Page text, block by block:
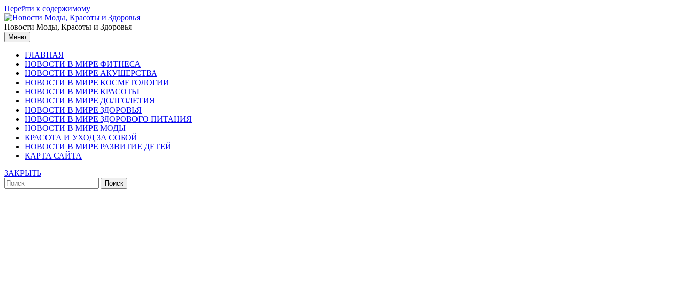
Перейти к содержимому
Новости Моды, Красоты и Здоровья
Меню
ГЛАВНАЯ
НОВОСТИ В МИРЕ ФИТНЕСА
НОВОСТИ В МИРЕ АКУШЕРСТВА
НОВОСТИ В МИРЕ КОСМЕТОЛОГИИ
НОВОСТИ В МИРЕ КРАСОТЫ
НОВОСТИ В МИРЕ ДОЛГОЛЕТИЯ
НОВОСТИ В МИРЕ ЗДОРОВЬЯ
НОВОСТИ В МИРЕ ЗДОРОВОГО ПИТАНИЯ
НОВОСТИ В МИРЕ МОДЫ
КРАСОТА И УХОД ЗА СОБОЙ
НОВОСТИ В МИРЕ РАЗВИТИЕ ДЕТЕЙ
КАРТА САЙТА
ЗАКРЫТЬ